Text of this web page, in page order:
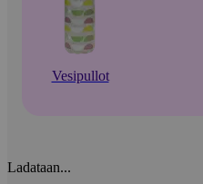
Vesipullot
Ladataan...